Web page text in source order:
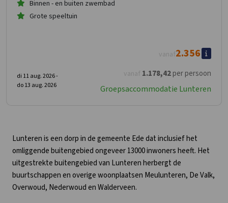
Binnen - en buiten zwembad
Grote speeltuin
vanaf 1.178,42per persoon
vanaf2.356
di 11 aug. 2026 -
do 13 aug. 2026
Groepsaccommodatie Lunteren
Lunteren is een dorp in de gemeente Ede dat inclusief het
omliggende buitengebied ongeveer 13000 inwoners heeft. Het
uitgestrekte buitengebied van Lunteren herbergt de
buurtschappen en overige woonplaatsen Meulunteren, De Valk,
Overwoud, Nederwoud en Walderveen.